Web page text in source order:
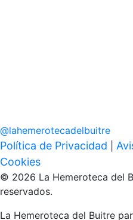
@lahemerotecadelbuitre
Política de Privacidad
Cookies
© 2026 La Hemeroteca del
reservados.
La Hemeroteca del Buitre